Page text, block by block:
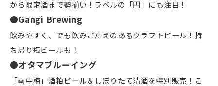
から限定酒まで勢揃い！ラベルの「円」にも注目！
●Gangi Brewing
飲みやすく、でも飲みごたえのあるクラフトビール！持
ち帰り瓶ビールも！
●オタマブルーイング
「雪中梅」酒粕ビール＆しぼりたて清酒を特別販売！こ